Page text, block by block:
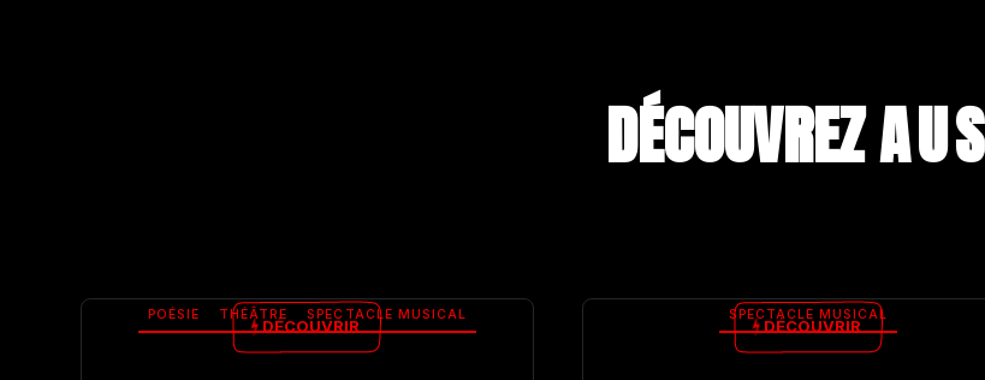
DÉCOUVREZ AUS
DÉCOUVRIR
POÉSIE THÉÂTRE SPECTACLE MUSICAL
DÉCOUVRIR
SPECTACLE MUSICAL